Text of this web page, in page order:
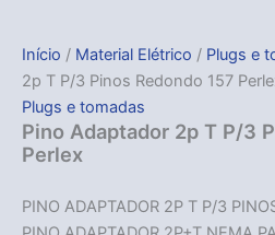
Início / Material Elétrico / Plugs e
2p T P/3 Pinos Redondo 157
Plugs e tomadas
Pino Adaptador 2p T P/3
Perlex
PINO ADAPTADOR 2P T P/3